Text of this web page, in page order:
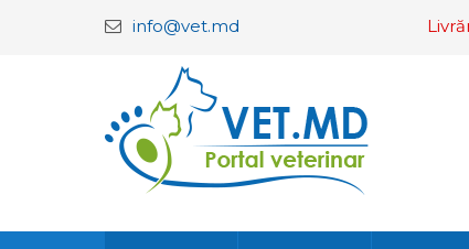
info@vet.md